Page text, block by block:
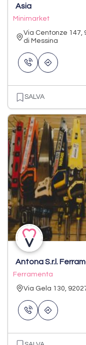
Asia
Minimarket
Via Centonze 147,
di Messina
SALVA
Antona S.r.l.
Ferramenta
Via Gela 130,